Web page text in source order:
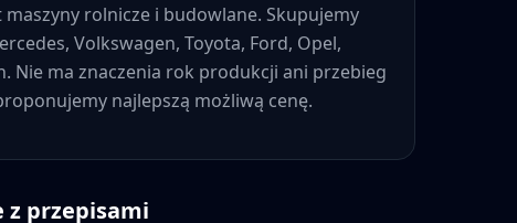
rolnicze i budowlane. Skupujemy
Volkswagen, Toyota, Ford, Opel,
Nie ma znaczenia rok produkcji ani przebieg
najlepszą możliwą cenę.
z przepisami